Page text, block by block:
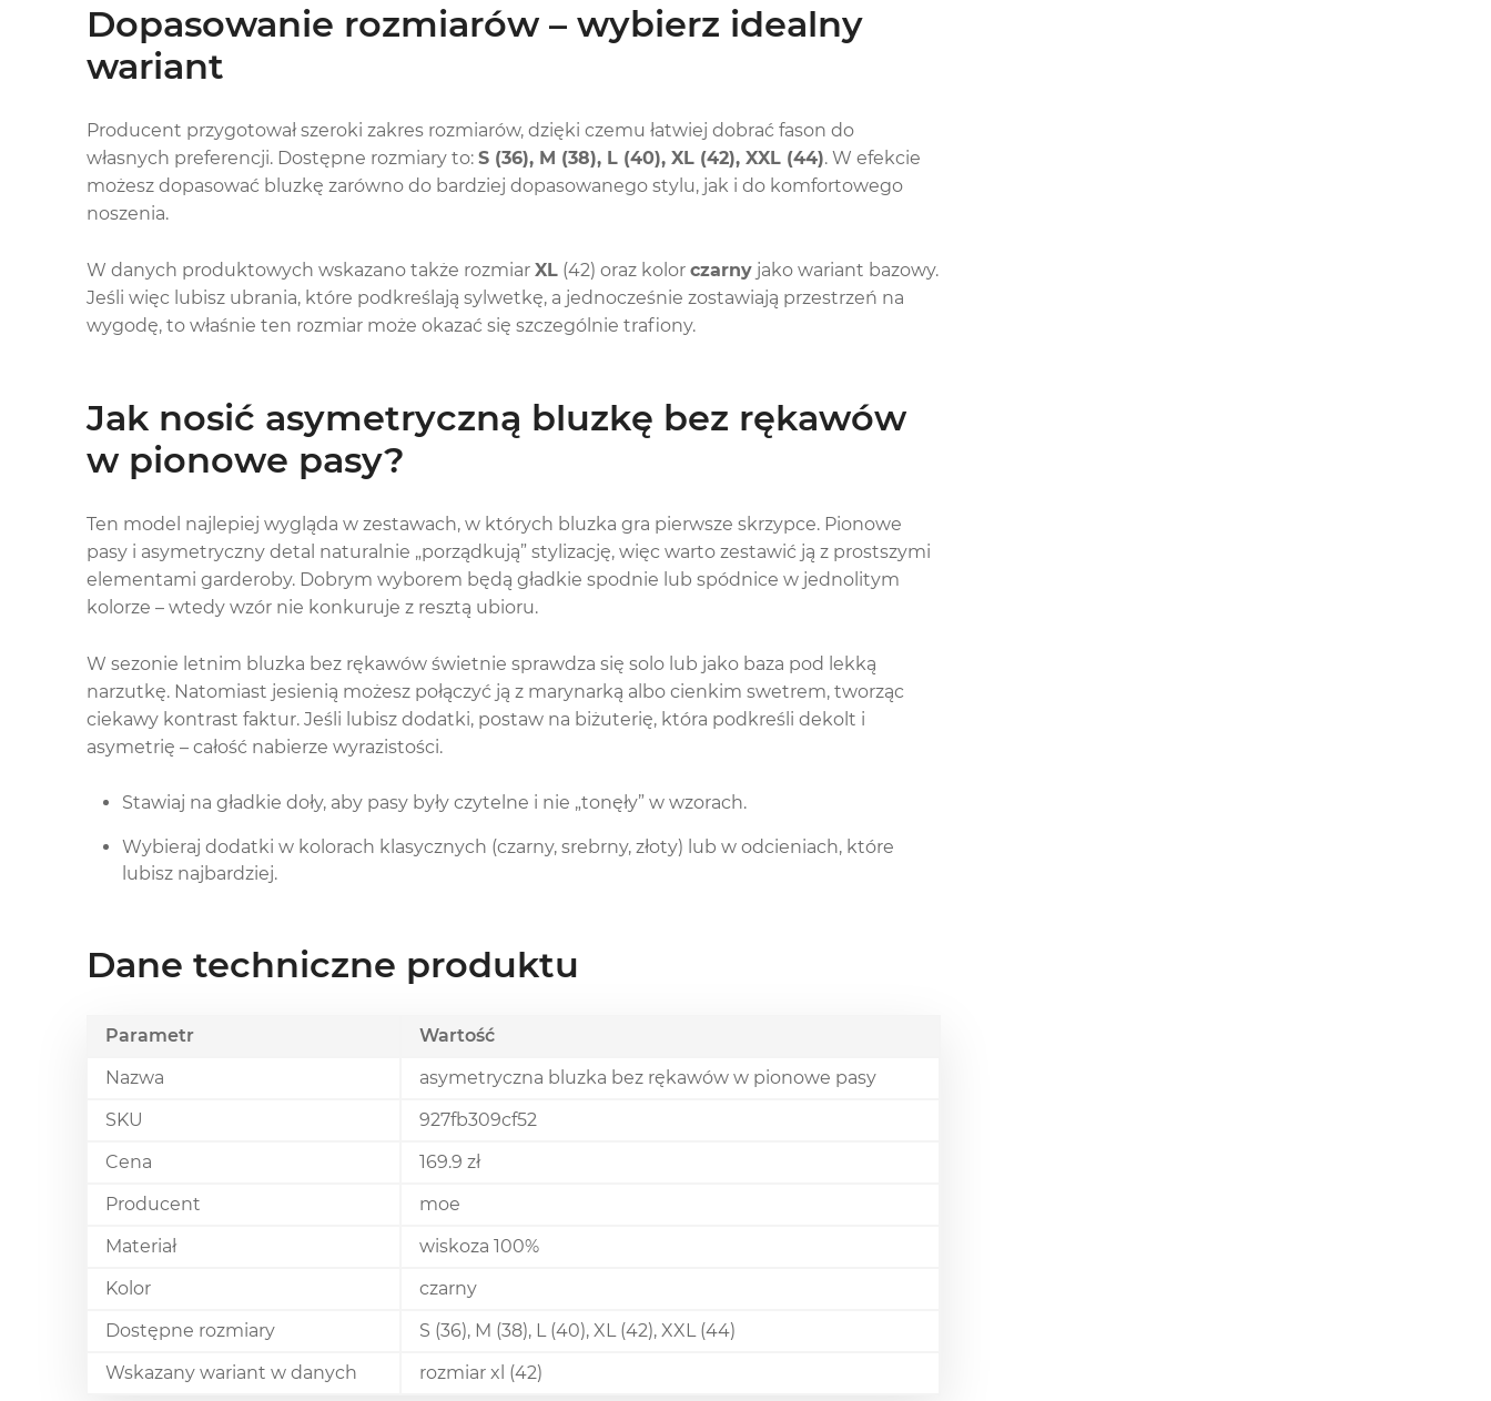
Dopasowanie rozmiarów – wybierz idealny
wariant
Producent przygotował szeroki zakres rozmiarów, dzięki czemu łatwiej dobrać fason do
własnych preferencji. Dostępne rozmiary to: S (36), M (38), L (40), XL (42), XXL (44). W efekcie
możesz dopasować bluzkę zarówno do bardziej dopasowanego stylu, jak i do komfortowego
noszenia.
W danych produktowych wskazano także rozmiar XL (42) oraz kolor czarny jako wariant bazowy.
Jeśli więc lubisz ubrania, które podkreślają sylwetkę, a jednocześnie zostawiają przestrzeń na
wygodę, to właśnie ten rozmiar może okazać się szczególnie trafiony.
Jak nosić asymetryczną bluzkę bez rękawów
w pionowe pasy?
Ten model najlepiej wygląda w zestawach, w których bluzka gra pierwsze skrzypce. Pionowe
pasy i asymetryczny detal naturalnie „porządkują” stylizację, więc warto zestawić ją z prostszymi
elementami garderoby. Dobrym wyborem będą gładkie spodnie lub spódnice w jednolitym
kolorze – wtedy wzór nie konkuruje z resztą ubioru.
W sezonie letnim bluzka bez rękawów świetnie sprawdza się solo lub jako baza pod lekką
narzutkę. Natomiast jesienią możesz połączyć ją z marynarką albo cienkim swetrem, tworząc
ciekawy kontrast faktur. Jeśli lubisz dodatki, postaw na biżuterię, która podkreśli dekolt i
asymetrię – całość nabierze wyrazistości.
Stawiaj na gładkie doły, aby pasy były czytelne i nie „tonęły” w wzorach.
Wybieraj dodatki w kolorach klasycznych (czarny, srebrny, złoty) lub w odcieniach, które
lubisz najbardziej.
Dane techniczne produktu
Parametr
Wartość
Nazwa
asymetryczna bluzka bez rękawów w pionowe pasy
SKU
927fb309cf52
Cena
169.9 zł
Producent
moe
Materiał
wiskoza 100%
Kolor
czarny
Dostępne rozmiary
S (36), M (38), L (40), XL (42), XXL (44)
Wskazany wariant w danych
rozmiar xl (42)